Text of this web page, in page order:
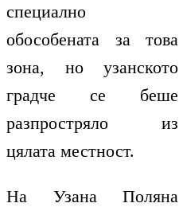
специално
обособената за това
зона, но узанското
градче се беше
разпростряло из
цялата местност.
На Узана Поляна